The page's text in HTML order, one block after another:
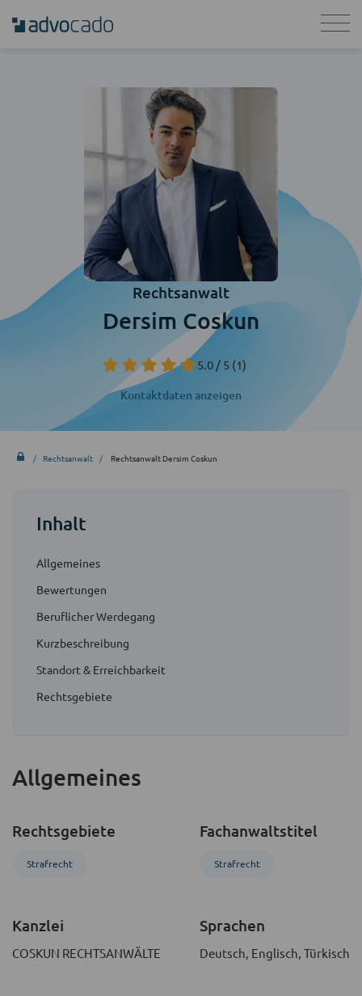
Rechtsanwalt
Dersim Coskun
5.0 / 5(1)
Kontaktdaten anzeigen
Rechtsanwalt Rechtsanwalt Dersim Coskun
Inhalt
Allgemeines
Bewertungen
Beruflicher Werdegang
Kurzbeschreibung
Standort & Erreichbarkeit
Rechtsgebiete
Allgemeines
Rechtsgebiete
Strafrecht
Fachanwaltstitel
Strafrecht
Kanzlei
COSKUN RECHTSANWÄLTE
Sprachen
Deutsch, Englisch, Türkisch